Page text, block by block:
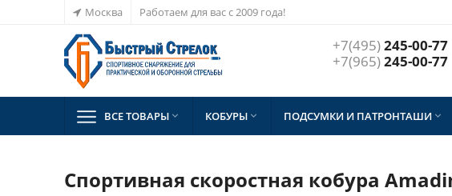
Москва Работаем для вас с 2009 года!
+7(495)245-00-77
+7(965)245-00-77
ВСЕ ТОВАРЫ  КОБУРЫ  ПОДСУМКИ И ПАТРОНТАШИ 
Спортивная скоростная кобура